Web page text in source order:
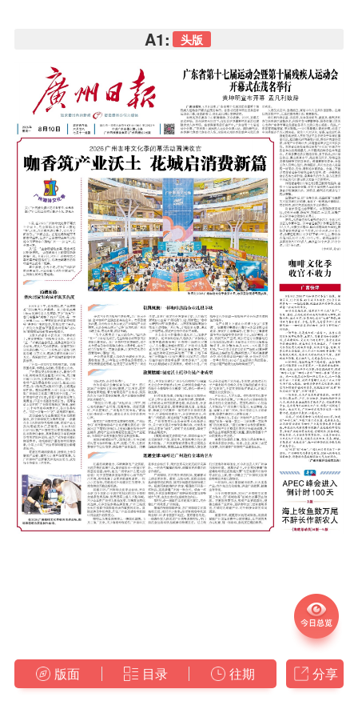
A1: 头版
版面 目录 往期 分享